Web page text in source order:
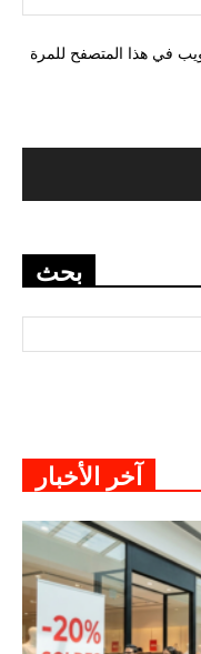
في هذا المتصفح للمرة
بحث
آخر الأخبار